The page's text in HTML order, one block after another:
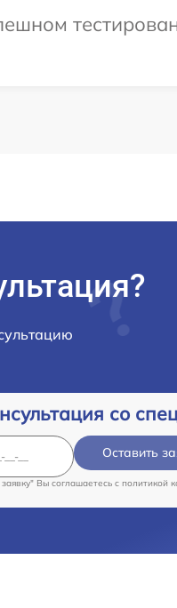
со
Оставить
Вы соглашаетесь c политикой